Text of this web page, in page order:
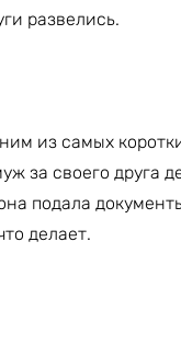
развелись.
из самых
за своего друга
подала
делает.